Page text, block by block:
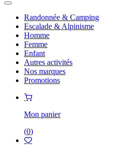
Randonnée & Camping
Escalade & Alpinisme
Homme
Femme
Enfant
Autres activités
Nos marques
Promotions
Mon panier
(0)